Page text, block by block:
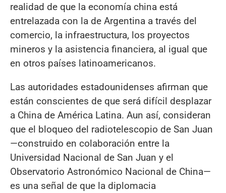
realidad de que la economía china está
entrelazada con la de Argentina a través del
comercio, la infraestructura, los proyectos
mineros y la asistencia financiera, al igual que
en otros países latinoamericanos.
Las autoridades estadounidenses afirman que
están conscientes de que será difícil desplazar
a China de América Latina. Aun así, consideran
que el bloqueo del radiotelescopio de San Juan
—construido en colaboración entre la
Universidad Nacional de San Juan y el
Observatorio Astronómico Nacional de China—
es una señal de que la diplomacia